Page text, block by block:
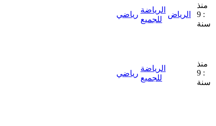
رياضي
الرياضة
للجميع
الرياض
منذ
: 9
سنة
رياضي
الرياضة
للجميع
منذ
: 9
سنة